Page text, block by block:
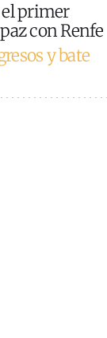
el primer
con Renfe
y bate